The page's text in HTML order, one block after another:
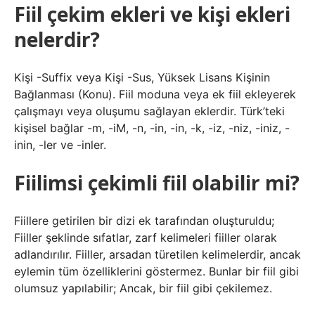
Fiil çekim ekleri ve kişi ekleri
nelerdir?
Kişi -Suffix veya Kişi -Sus, Yüksek Lisans Kişinin
Bağlanması (Konu). Fiil moduna veya ek fiil ekleyerek
çalışmayı veya oluşumu sağlayan eklerdir. Türk’teki
kişisel bağlar -m, -iM, -n, -in, -in, -k, -iz, -niz, -iniz, -
inin, -ler ve -inler.
Fiilimsi çekimli fiil olabilir mi?
Fiillere getirilen bir dizi ek tarafından oluşturuldu;
Fiiller şeklinde sıfatlar, zarf kelimeleri fiiller olarak
adlandırılır. Fiiller, arsadan türetilen kelimelerdir, ancak
eylemin tüm özelliklerini göstermez. Bunlar bir fiil gibi
olumsuz yapılabilir; Ancak, bir fiil gibi çekilemez.